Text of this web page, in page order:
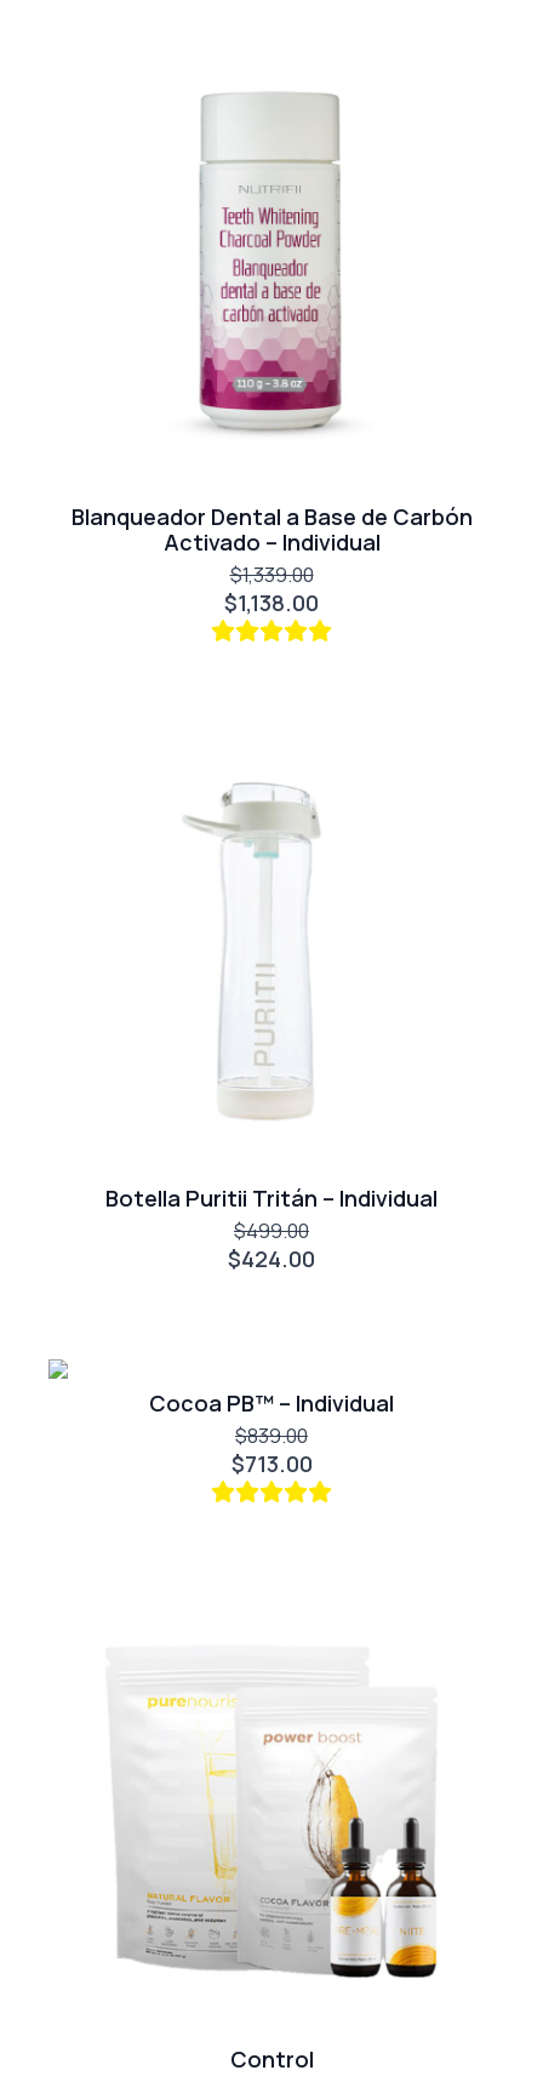
Blanqueador Dental a Base de Carbón
Activado – Individual
$1,339.00
$1,138.00
Botella Puritii Tritán – Individual
$499.00
$424.00
Cocoa PB™ – Individual
$839.00
$713.00
Control